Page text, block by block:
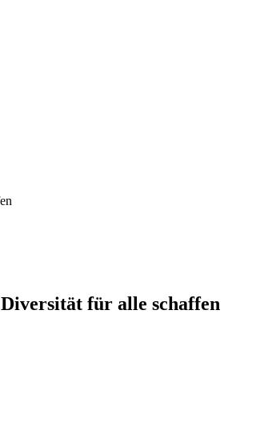
für alle schaffen